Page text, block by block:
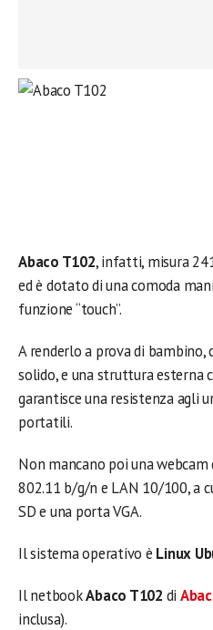
Abaco T102, infatti, misura
ed è dotato di una comoda
funzione “touch”.
A renderlo a prova di
solido, e una struttura esterna
garantisce una resistenza agli
portatili.
Non mancano poi una
802.11 b/g/n e LAN 10/100, a
SD e una porta VGA.
Il sistema operativo è Linux
Il netbookAbaco T102 di
inclusa).